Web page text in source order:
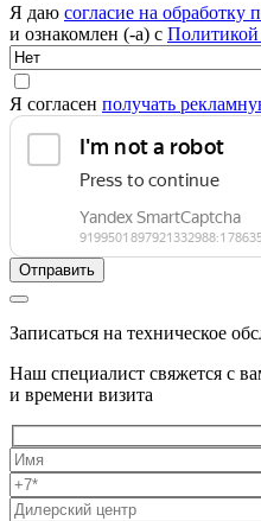
Я даю согласие на обработку
и ознакомлен (-а) с Политикой
Я согласен получать
Записаться на техническое
Наш специалист свяжется с
и времени визита